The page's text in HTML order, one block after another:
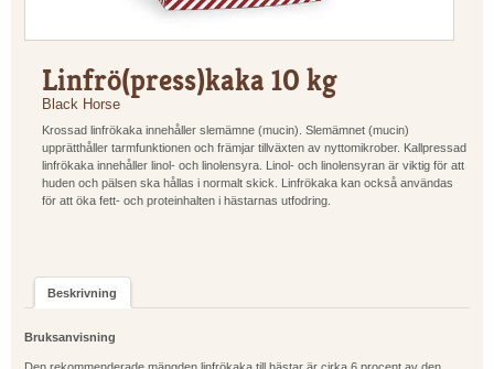
Linfrö(press)kaka 10 kg
Black Horse
Krossad linfrökaka innehåller slemämne (mucin). Slemämnet (mucin)
upprätthåller tarmfunktionen och främjar tillväxten av nyttomikrober. Kallpressad
linfrökaka innehåller linol- och linolensyra. Linol- och linolensyran är viktig för att
huden och pälsen ska hållas i normalt skick. Linfrökaka kan också användas
för att öka fett- och proteinhalten i hästarnas utfodring.
Beskrivning
Bruksanvisning